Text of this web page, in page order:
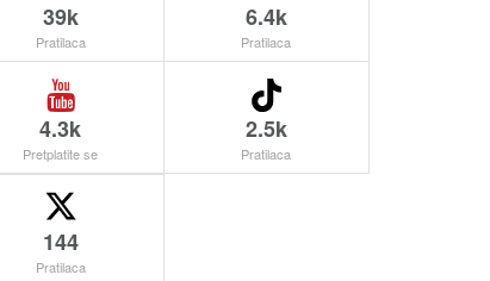
39k
Pratilaca
6.4k
Pratilaca
4.3k
Pretplatite se
2.5k
Pratilaca
144
Pratilaca